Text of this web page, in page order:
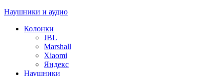
Наушники и аудио
Колонки
JBL
Marshall
Xiaomi
Яндекс
Наушники